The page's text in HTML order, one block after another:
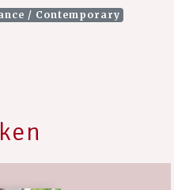
/ Contemporary